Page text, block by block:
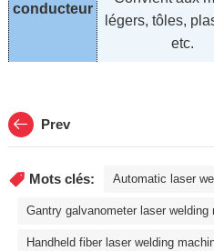
conducteur
légers, tôles,
etc.
Prev
Mots clés: Automatic laser
Gantry galvanometer laser welding
Handheld fiber laser welding